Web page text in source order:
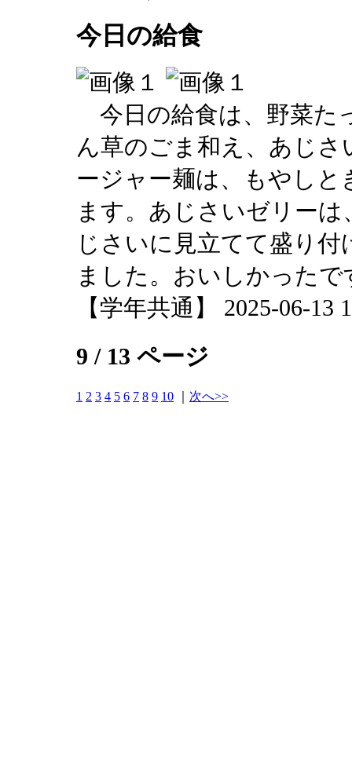
今日の給食
今日の給食は、野菜た
ん草のごま和え、あじ
ージャー麺は、もやし
ます。あじさいゼリー
じさいに見立てて盛り
ました。おいしかったで
【学年共通】 2025-06-13
9 / 13 ページ
1 2 3 4 5 6 7 8 9 10 次へ>>